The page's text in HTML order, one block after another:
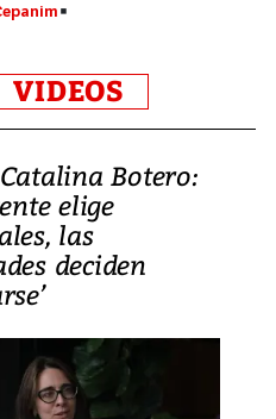
VIDEOS
Botero:
elige
las
deciden